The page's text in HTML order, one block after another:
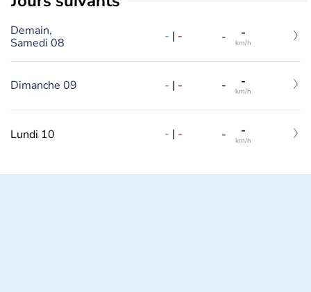
Demain,
Samedi 08
- | - - -
km/h
Dimanche 09 - | - - -
km/h
Lundi 10 - | - - -
km/h